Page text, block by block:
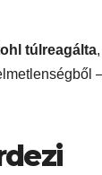
túlreagálta,